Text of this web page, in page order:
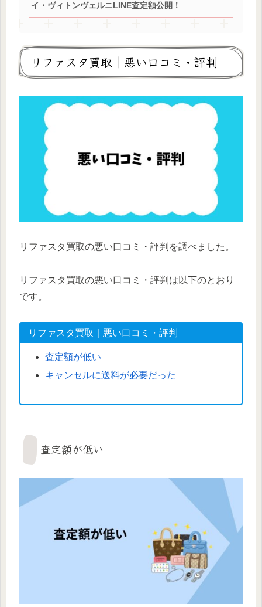
イ・ヴィトンヴェルニLINE査定額公開！
リファスタ買取｜悪い口コミ・評判
リファスタ買取の悪い口コミ・評判を調べました。
リファスタ買取の悪い口コミ・評判は以下のとおり
です。
リファスタ買取｜悪い口コミ・評判
査定額が低い
キャンセルに送料が必要だった
査定額が低い